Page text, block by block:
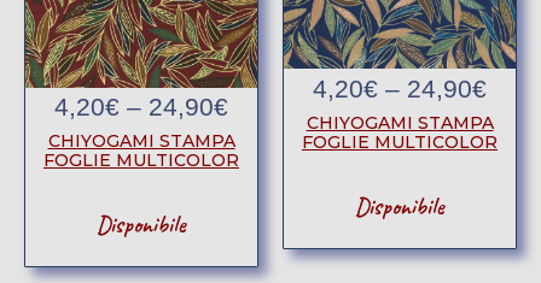
4,20€ – 24,90€
CHIYOGAMI STAMPA
FOGLIE MULTICOLOR
Disponibile
4,20€ – 24,90€
CHIYOGAMI STAMPA
FOGLIE MULTICOLOR
Disponibile